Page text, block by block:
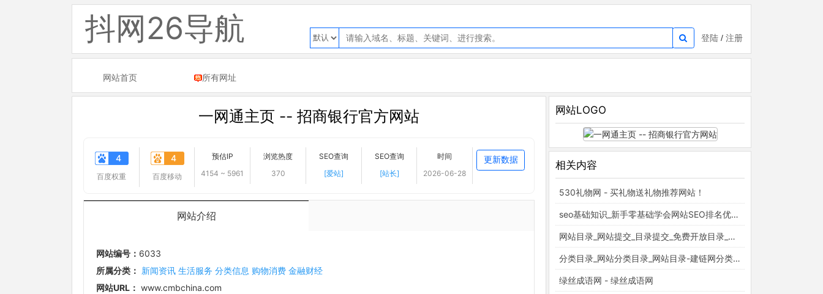
抖网26导航 登陆 /注册
网站首页 所有网址
网站LOGO
一网通主页 -- 招商银行官方网站
4
百度权重
4
百度移动
预估IP
4154 ~ 5961
浏览热度
370
SEO查询
[爱站]
SEO查询
[站长]
时间
2026-06-28
更新数据
网站介绍
网站编号： 6033
所属分类： 新闻资讯 生活服务 分类信息 购物消费 金融财经
网站URL： www.cmbchina.com
相关内容
530礼物网 - 买礼物送礼物推荐网站！
seo基础知识_新手零基础学会网站SEO排名优化_百度云入门视频教程_梵吉seo
网站目录_网站提交_目录提交_免费开放目录_童话村分类目录官网
分类目录_网站分类目录_网站目录-建链网分类目录
绿丝成语网 - 绿丝成语网